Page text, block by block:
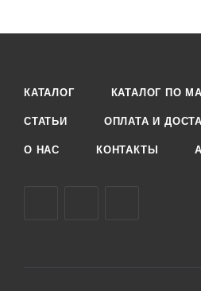
КАТАЛОГ КАТАЛОГ ПО
СТАТЬИ ОПЛАТА И
О НАС КОНТАКТЫ